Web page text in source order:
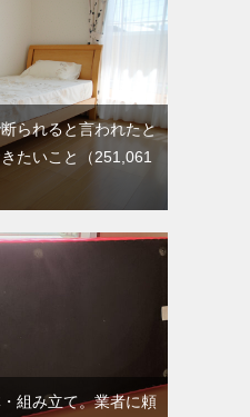
られると言われたと
たいこと
（251,061
組み立て。業者に頼